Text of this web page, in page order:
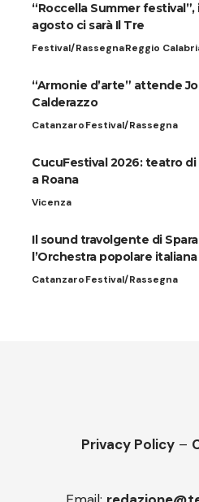
“Roccella Summer festival”,
agosto ci sarà Il Tre
Festival/RassegnaReggio
“Armonie d’arte” attende
Calderazzo
CatanzaroFestival/Rassegna
CucuFestival 2026: teatro di
a Roana
Vicenza
Il sound travolgente di
l’Orchestra popolare italiana
CatanzaroFestival/Rassegna
Privacy Policy –